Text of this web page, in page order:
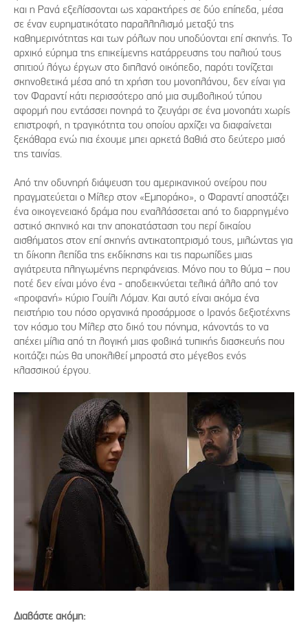
και η Ρανά εξελίσσονται ως χαρακτήρες σε δύο επίπεδα, μέσα
σε έναν ευρηματικότατο παραλληλισμό μεταξύ της
καθημερινότητας και των ρόλων που υποδύονται επί σκηνής. Το
αρχικό εύρημα της επικείμενης κατάρρευσης του παλιού τους
σπιτιού λόγω έργων στο διπλανό οικόπεδο, παρότι τονίζεται
σκηνοθετικά μέσα από τη χρήση του μονοπλάνου, δεν είναι για
τον Φαραντί κάτι περισσότερο από μια συμβολικού τύπου
αφορμή που εντάσσει πονηρά το ζευγάρι σε ένα μονοπάτι χωρίς
επιστροφή, η τραγικότητα του οποίου αρχίζει να διαφαίνεται
ξεκάθαρα ενώ πια έχουμε μπει αρκετά βαθιά στο δεύτερο μισό
της ταινίας.
Από την οδυνηρή διάψευση του αμερικανικού ονείρου που
πραγματεύεται ο Μίλερ στον «Εμποράκο», ο Φαραντί αποστάζει
ένα οικογενειακό δράμα που εναλλάσσεται από το διαρρηγμένο
αστικό σκηνικό και την αποκατάσταση του περί δικαίου
αισθήματος στον επί σκηνής αντικατοπτρισμό τους, μιλώντας για
τη δίκοπη λεπίδα της εκδίκησης και τις παρωπίδες μιας
αγιάτρευτα πληγωμένης περηφάνειας. Μόνο που το θύμα – που
ποτέ δεν είναι μόνο ένα - αποδεικνύεται τελικά άλλο από τον
«προφανή» κύριο Γουίλι Λόμαν. Και αυτό είναι ακόμα ένα
πειστήριο του πόσο οργανικά προσάρμοσε ο Ιρανός δεξιοτέχνης
τον κόσμο του Μίλερ στο δικό του πόνημα, κάνοντάς το να
απέχει μίλια από τη λογική μιας φοβικά τυπικής διασκευής που
κοιτάζει πώς θα υποκλιθεί μπροστά στο μέγεθος ενός
κλασσικού έργου.
Διαβάστε ακόμη: